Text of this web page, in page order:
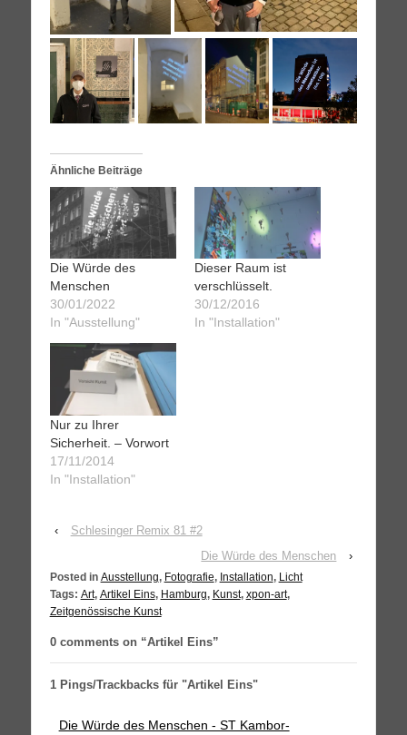
Ähnliche Beiträge
Die Würde des
Menschen
30/01/2022
In "Ausstellung"
Dieser Raum ist
verschlüsselt.
30/12/2016
In "Installation"
Nur zu Ihrer
Sicherheit. – Vorwort
17/11/2014
In "Installation"
‹
Schlesinger Remix 81 #2
Die Würde des Menschen
›
Posted in Ausstellung, Fotografie, Installation, Licht
Tags: Art, Artikel Eins, Hamburg, Kunst, xpon-art,
Zeitgenössische Kunst
0 comments on “Artikel Eins”
1 Pings/Trackbacks für "Artikel Eins"
Die Würde des Menschen - ST Kambor-